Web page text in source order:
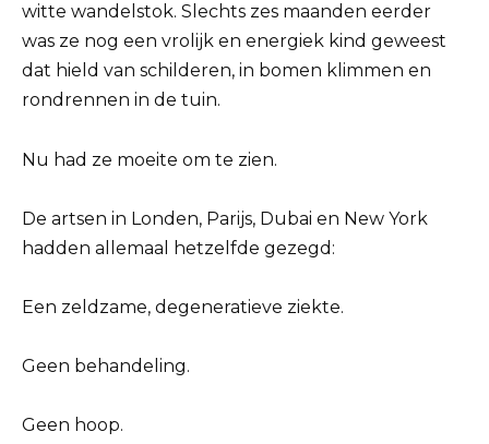
witte wandelstok. Slechts zes maanden eerder
was ze nog een vrolijk en energiek kind geweest
dat hield van schilderen, in bomen klimmen en
rondrennen in de tuin.
Nu had ze moeite om te zien.
De artsen in Londen, Parijs, Dubai en New York
hadden allemaal hetzelfde gezegd:
Een zeldzame, degeneratieve ziekte.
Geen behandeling.
Geen hoop.